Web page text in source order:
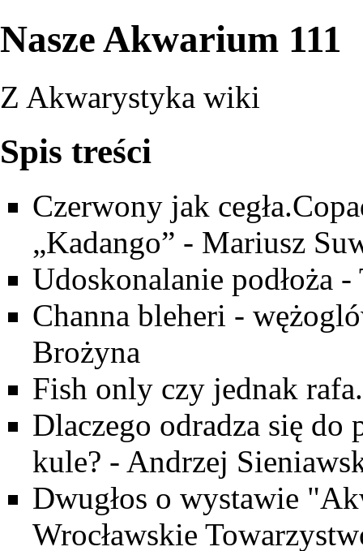
Nasze Akwarium 111
Z Akwarystyka wiki
Spis treści
Czerwony jak
„Kadango” - Mariusz
Udoskonalanie podłoża
Channa bleheri -
Brożyna
Fish only czy jednak
Dlaczego odradza się do
kule? - Andrzej
Dwugłos o wystawie
Wrocławskie